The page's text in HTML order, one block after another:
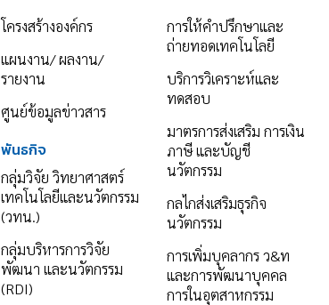
โครงสร้างองค์กร
แผนงาน/ ผลงาน/
รายงาน
ศูนย์ข้อมูลข่าวสาร
พันธกิจ
กลุ่มวิจัย วิทยาศาสตร์
เทคโนโลยีและนวัตกรรม
(วทน.)
กลุ่มบริหารการวิจัย
พัฒนา และนวัตกรรม
(RDI)
การให้คำปรึกษาและ
ถ่ายทอดเทคโนโลยี
บริการวิเคราะห์และ
ทดสอบ
มาตรการส่งเสริม การเงิน
ภาษี และบัญชี
นวัตกรรม
กลไกส่งเสริมธุรกิจ
นวัตกรรม
การเพิ่มบุคลากร ว&ท
และการพัฒนาบุคคล
การในอุตสาหกรรม